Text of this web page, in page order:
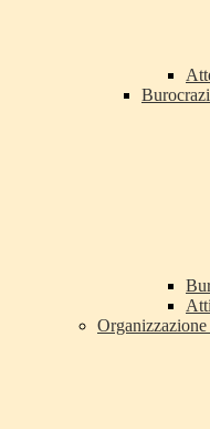
Organizzazione